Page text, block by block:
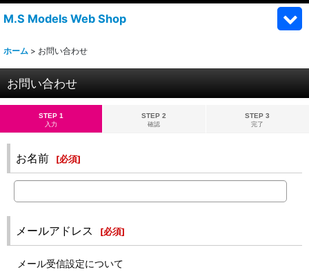
M.S Models Web Shop
ホーム > お問い合わせ
お問い合わせ
STEP 1
入力
STEP 2
確認
STEP 3
完了
お名前 [必須]
メールアドレス [必須]
メール受信設定について